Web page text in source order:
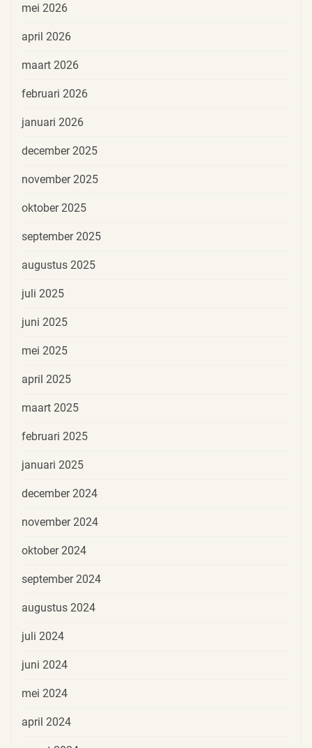
mei 2026
april 2026
maart 2026
februari 2026
januari 2026
december 2025
november 2025
oktober 2025
september 2025
augustus 2025
juli 2025
juni 2025
mei 2025
april 2025
maart 2025
februari 2025
januari 2025
december 2024
november 2024
oktober 2024
september 2024
augustus 2024
juli 2024
juni 2024
mei 2024
april 2024